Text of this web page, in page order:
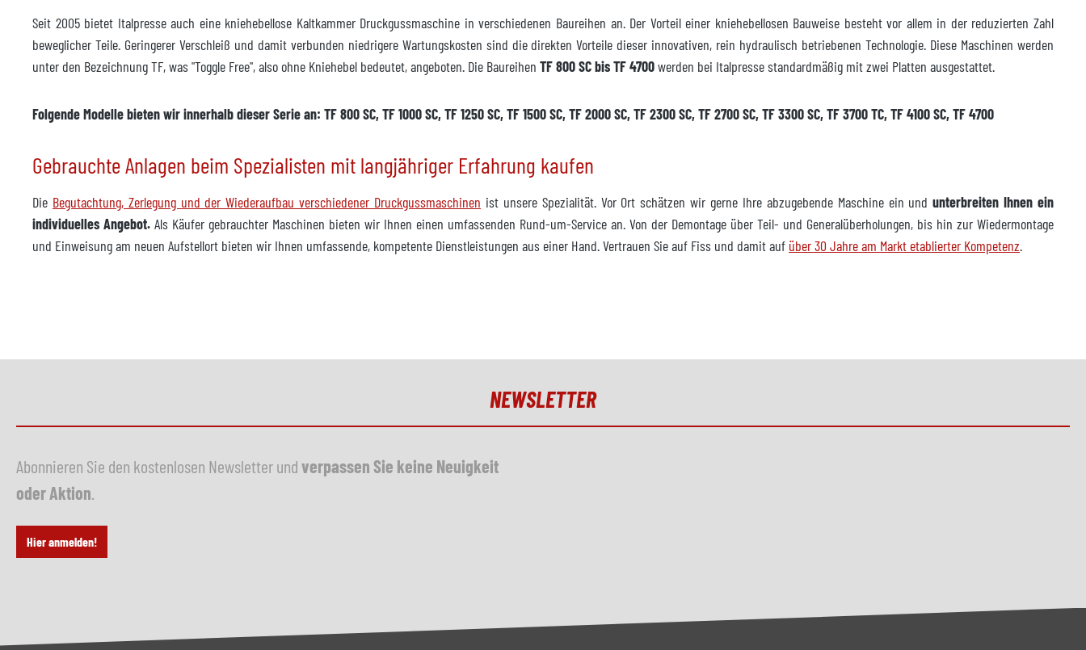
Seit 2005 bietet Italpresse auch eine kniehebellose Kaltkammer Druckgussmaschine in verschiedenen Baureihen an. Der Vorteil einer kniehebellosen Bauweise besteht vor allem in der reduzierten Zahl
beweglicher Teile. Geringerer Verschleiß und damit verbunden niedrigere Wartungskosten sind die direkten Vorteile dieser innovativen, rein hydraulisch betriebenen Technologie. Diese Maschinen werden
unter den Bezeichnung TF, was "Toggle Free", also ohne Kniehebel bedeutet, angeboten. Die Baureihen TF 800 SC bis TF 4700werden bei Italpresse standardmäßig mit zwei Platten ausgestattet.
Folgende Modelle bieten wir innerhalb dieser Serie an: TF 800 SC, TF 1000 SC, TF 1250 SC, TF 1500 SC, TF 2000 SC, TF 2300 SC, TF 2700 SC, TF 3300 SC, TF 3700 TC, TF 4100 SC, TF 4700
Gebrauchte Anlagen beim Spezialisten mit langjähriger Erfahrung kaufen
Die Begutachtung, Zerlegung und der Wiederaufbau verschiedener Druckgussmaschinen ist unsere Spezialität. Vor Ort schätzen wir gerne Ihre abzugebende Maschine ein undunterbreiten Ihnen ein
individuelles Angebot. Als Käufer gebrauchter Maschinen bieten wir Ihnen einen umfassenden Rund-um-Service an. Von der Demontage über Teil- und Generalüberholungen, bis hin zur Wiedermontage
und Einweisung am neuen Aufstellort bieten wir Ihnen umfassende, kompetente Dienstleistungen aus einer Hand. Vertrauen Sie auf Fiss und damit auf über 30 Jahre am Markt etablierter Kompetenz.
NEWSLETTER
Abonnieren Sie den kostenlosen Newsletter undverpassen Sie keine Neuigkeit
oder Aktion
Hier anmelden!